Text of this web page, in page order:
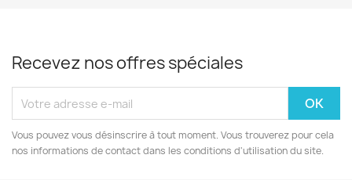
Recevez nos offres spéciales
Vous pouvez vous désinscrire à tout moment. Vous trouverez pour cela
nos informations de contact dans les conditions d'utilisation du site.